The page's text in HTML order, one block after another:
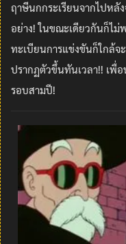
ฤาษีนกกระเรียนจากไปหลั
อย่าง! ในขณะเดียวกันก็ไม่
ทะเบียนการแข่งขันก็ใกล้
ปรากฏตัวขึ้นทันเวลา!! เพื่
รอบสามปี!